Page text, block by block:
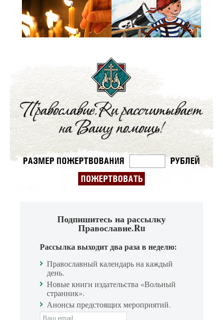
Подпишитесь на рассылку
Православие.Ru
Рассылка выходит два раза в неделю:
Православный календарь на каждый
день.
Новые книги издательства «Вольный
странник».
Анонсы предстоящих мероприятий.